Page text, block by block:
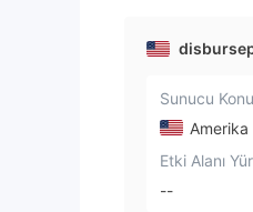
Sunucu
Etki Alanı
--